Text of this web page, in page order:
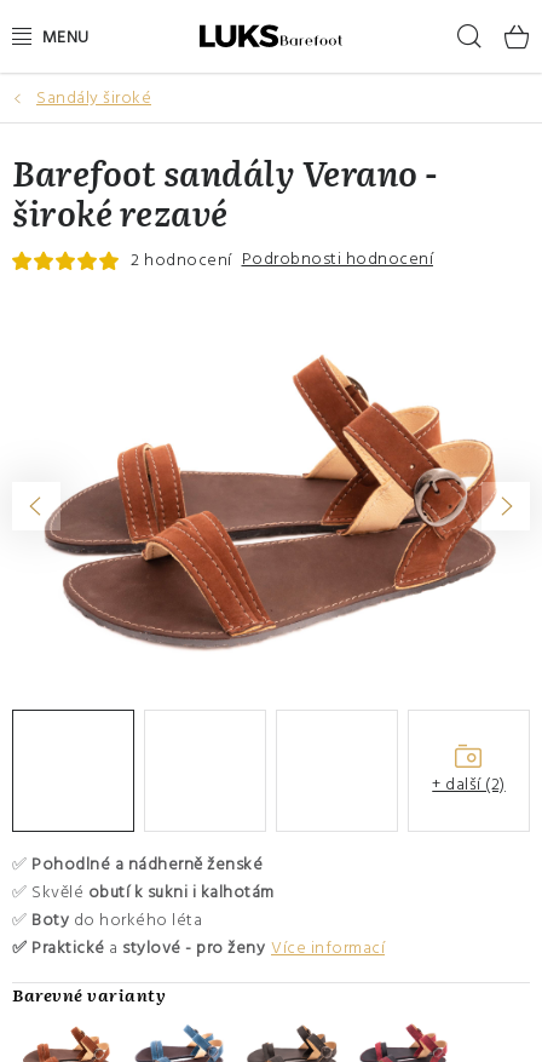
na
NOVINKY
VÝPRODEJ
DÁMSKÉ BAREFOOT BOTY
O nás Hodnocení obchodu
Moje objednávka
Výměna a vrácení zboží
Kontakty
Sandály široké
✅ Pohodlné a nádherně ženské
✅ Skvělé obutí k sukni i kalhotám
✅ Boty do horkého léta
✅ Praktické a stylové - pro ženy Více informací
Barefoot sandály Verano -
široké rezavé
2 hodnocení Podrobnosti hodnocení
+ další (2)